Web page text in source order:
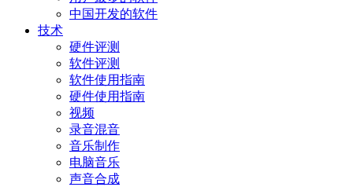
中国开发的软件
技术
硬件评测
软件评测
软件使用指南
硬件使用指南
视频
录音混音
音乐制作
电脑音乐
声音合成